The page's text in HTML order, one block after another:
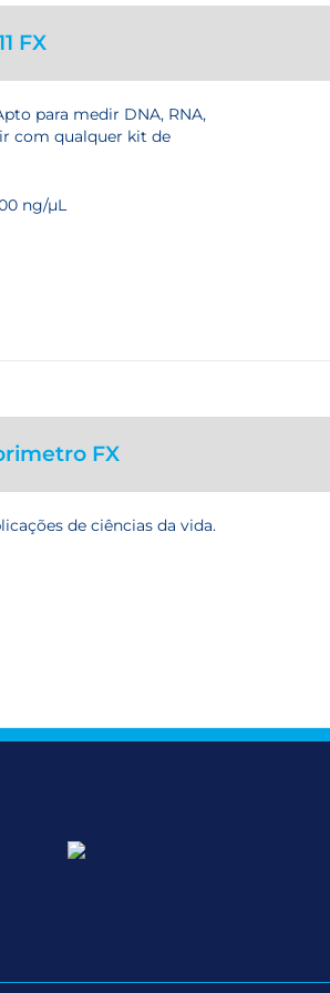
FX
para medir DNA, RNA,
com qualquer kit de
ng/µL
FX
de ciências da vida.
YouTube